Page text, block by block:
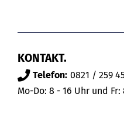
KONTAKT.
Telefon: 0821 / 259
Mo-Do: 8 - 16 Uhr und Fr: